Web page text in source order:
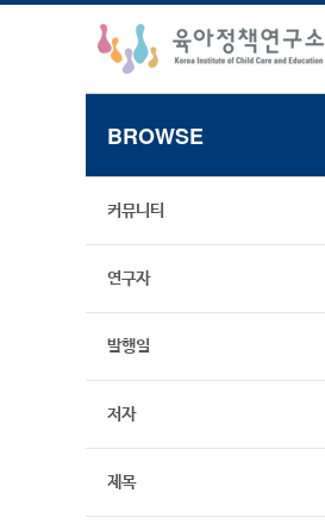
BROWSE
커뮤니티
연구자
발행일
저자
제목